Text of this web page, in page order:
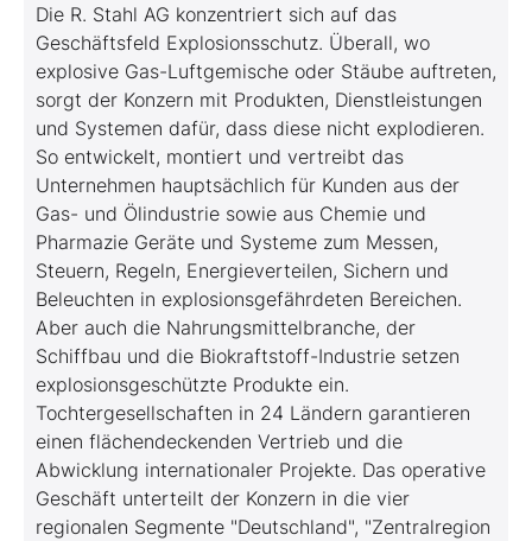
Die R. Stahl AG konzentriert sich auf das
Geschäftsfeld Explosionsschutz. Überall, wo
explosive Gas-Luftgemische oder Stäube auftreten,
sorgt der Konzern mit Produkten, Dienstleistungen
und Systemen dafür, dass diese nicht explodieren.
So entwickelt, montiert und vertreibt das
Unternehmen hauptsächlich für Kunden aus der
Gas- und Ölindustrie sowie aus Chemie und
Pharmazie Geräte und Systeme zum Messen,
Steuern, Regeln, Energieverteilen, Sichern und
Beleuchten in explosionsgefährdeten Bereichen.
Aber auch die Nahrungsmittelbranche, der
Schiffbau und die Biokraftstoff-Industrie setzen
explosionsgeschützte Produkte ein.
Tochtergesellschaften in 24 Ländern garantieren
einen flächendeckenden Vertrieb und die
Abwicklung internationaler Projekte. Das operative
Geschäft unterteilt der Konzern in die vier
regionalen Segmente "Deutschland", "Zentralregion